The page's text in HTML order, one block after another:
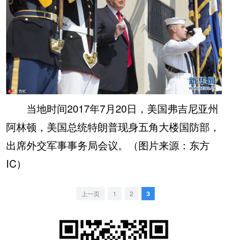
当地时间2017年7月20日，美国弗吉尼亚州
阿林顿，美国总统特朗普现身五角大楼国防部，
出席外交军事事务局会议。（图片来源：东方
IC）
上一页 1 2 3